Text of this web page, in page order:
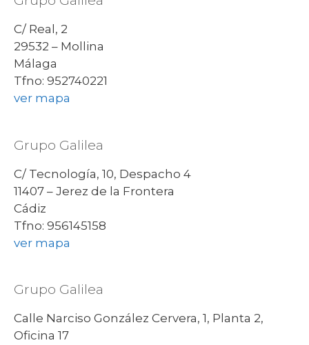
C/ Real, 2
29532 – Mollina
Málaga
Tfno: 952740221
ver mapa
Grupo Galilea
C/ Tecnología, 10, Despacho 4
11407 – Jerez de la Frontera
Cádiz
Tfno: 956145158
ver mapa
Grupo Galilea
Calle Narciso González Cervera, 1, Planta 2,
Oficina 17